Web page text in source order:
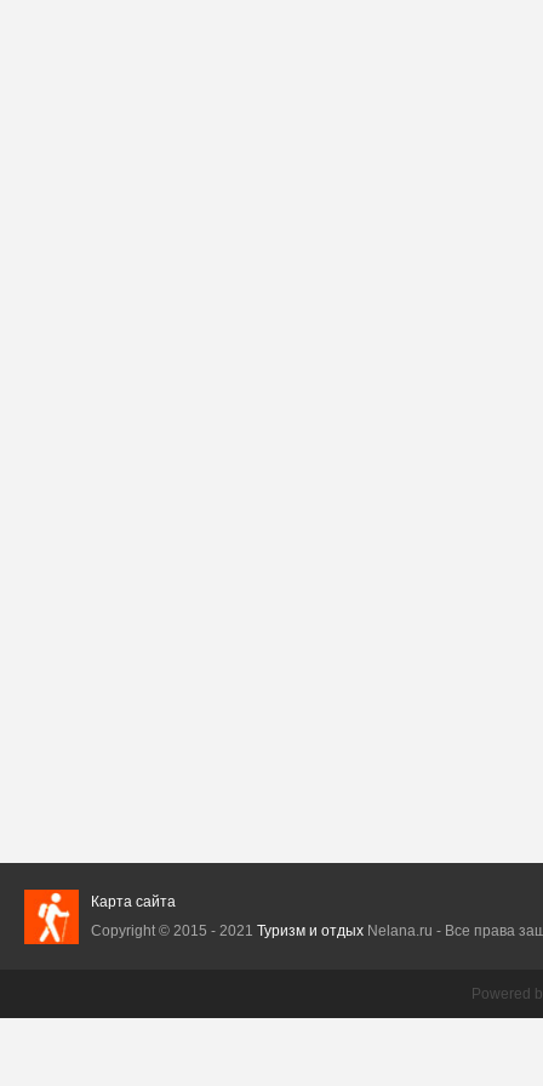
Карта сайта
Copyright © 2015 - 2021 Туризм и отдыхNelana.ru - Все права
Powered